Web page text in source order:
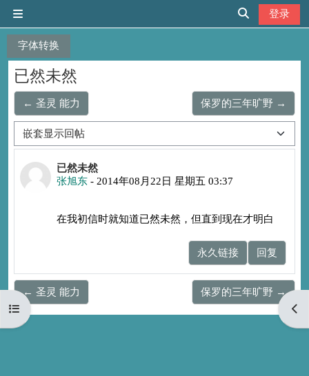
字体转换
切换搜索输入
登录
打开课程索引 打
已然未然
← 圣灵 能力 保罗的三年旷野 →
显示模式
已然未然
张旭东 - 2014年08月22日 星期五 03:37
回帖数：0
在我初信时就知道已然未然，但直到现在才明白
永久链接 回复
← 圣灵 能力 保罗的三年旷野 →